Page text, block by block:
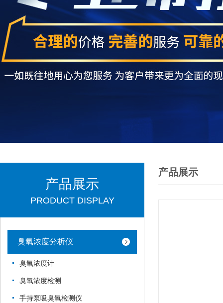
产品展示
PRODUCT DISPLAY
臭氧浓度分析仪
臭氧浓度计
臭氧浓度检测
手持泵吸臭氧检测仪
产品展示